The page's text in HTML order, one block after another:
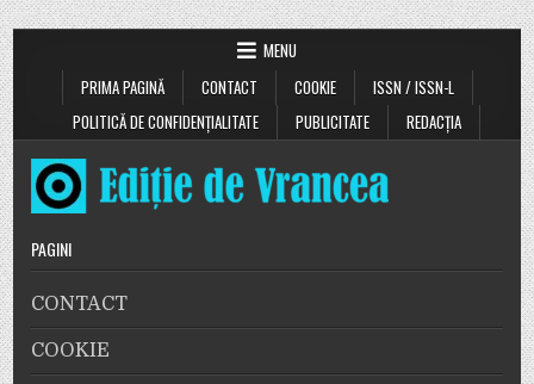
MENU
PRIMA PAGINĂ
CONTACT COOKIE
ISSN / ISSN-L
POLITICĂ DE CONFIDENȚIALITATE
PUBLICITATE REDACȚIA
PAGINI
CONTACT
COOKIE